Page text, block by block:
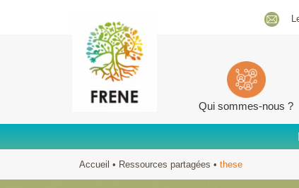
Qui sommes-nous ?
Accueil • Ressources partagées • these